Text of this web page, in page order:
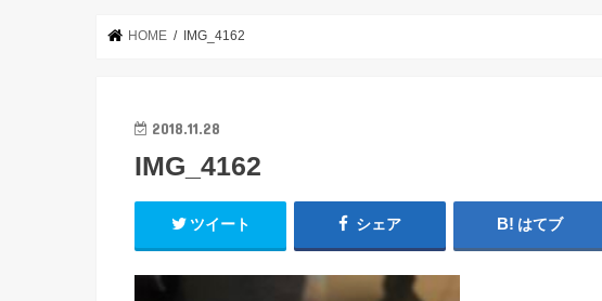
HOME IMG_4162
2018.11.28
IMG_4162
ツイート シェア はてブ